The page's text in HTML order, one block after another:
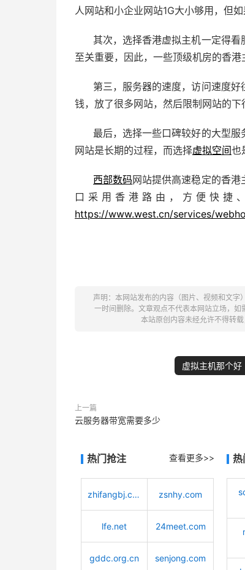
人网站和小企业网站1G大小够用，但
其次，选择香港虚拟主机一定得
至关重要，因此，一些顶级机房的香港
第三，服务器的速度，访问速度
钱，放了很多网站，然后限制网站的下
最后，选择一些口碑较好的大型
网站是长期的过程，而选择虚拟空间也
西部数码网站提供高速稳定的香
口采用香港路由，方便快捷
https://www.west.cn/services/
声明：本网站发布的内容（图片、视频和文
一时间删除。文章观点不代表本网站立场，
本站原创内容未经允许不得转载
虚拟主机那个好
上一篇
云服务器带宽需要多少
热门抢注 查看更多>>
zhifangbj.com zsnhy.com
lfe.net 24meet.com
gddc.org.cn senjong.com
热